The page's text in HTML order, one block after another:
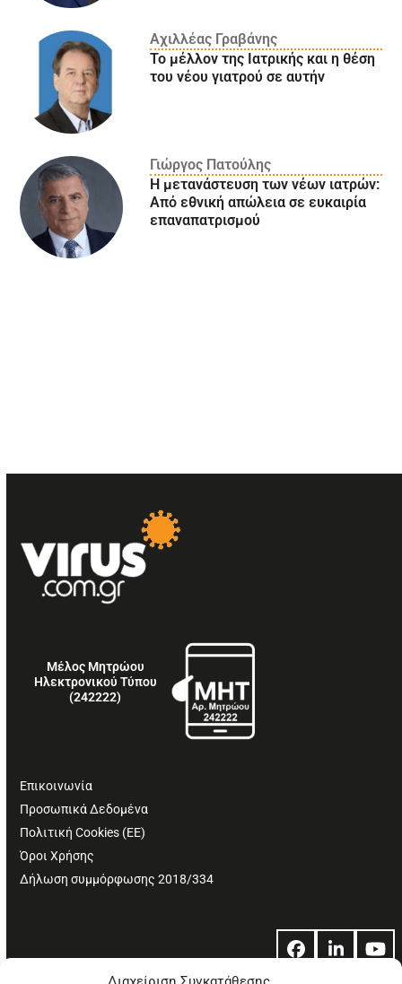
Αχιλλέας Γραβάνης
Το μέλλον της Ιατρικής και η θέση
του νέου γιατρού σε αυτήν
Γιώργος Πατούλης
Η μετανάστευση των νέων ιατρών:
Aπό εθνική απώλεια σε ευκαιρία
επαναπατρισμού
Μέλος Μητρώου
Ηλεκτρονικού Τύπου
(242222)
Επικοινωνία
Προσωπικά Δεδομένα
Πολιτική Cookies (ΕΕ)
Όροι Χρήσης
Δήλωση συμμόρφωσης 2018/334
Facebook
LinkedIn